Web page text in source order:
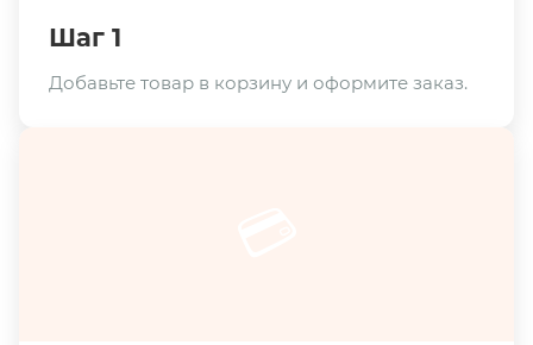
Шаг 1
Добавьте товар в корзину и оформите заказ.